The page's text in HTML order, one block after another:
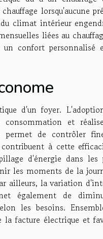
lorsqu'aucune
climat intérieur
liées au
confort personnalisé
d'un foyer.
et
permet de contrôler
à cette
d'énergie dans les
les moments de la
ailleurs, la variation
également de
les besoins.
facture électrique et